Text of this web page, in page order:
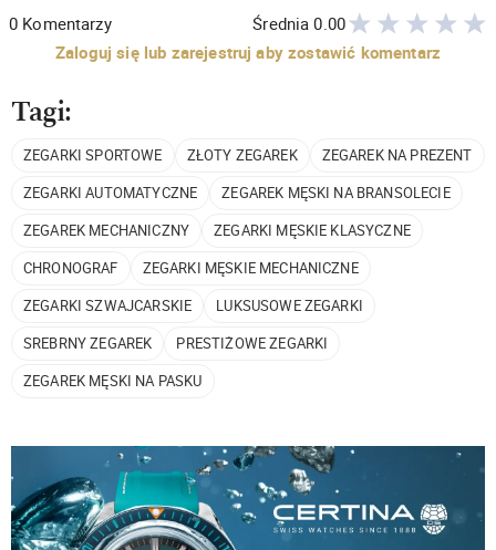
0 Komentarzy Średnia0.00
Zaloguj się lub zarejestruj aby zostawić komentarz
Tagi:
ZEGARKI SPORTOWE ZŁOTY ZEGAREK
ZEGAREK NA PREZENT
ZEGARKI AUTOMATYCZNE
ZEGAREK MĘSKI NA BRANSOLECIE
ZEGAREK MECHANICZNY
ZEGARKI MĘSKIE KLASYCZNE
CHRONOGRAF
ZEGARKI MĘSKIE MECHANICZNE
ZEGARKI SZWAJCARSKIE
LUKSUSOWE ZEGARKI
SREBRNY ZEGAREK
PRESTIŻOWE ZEGARKI
ZEGAREK MĘSKI NA PASKU